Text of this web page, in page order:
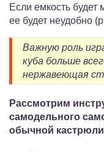
Если емкость
ее будет неудобно
Важную роль
куба больше
нержавеющая
Рассмотрим
самодельного
обычной